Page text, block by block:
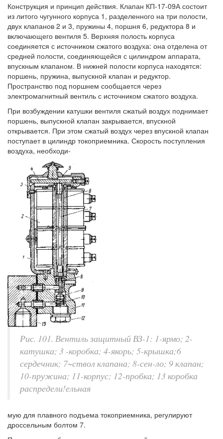
Конструкция и принцип действия. Клапан КП-17-09А состоит
из литого чугунного корпуса 1, разделенного на три полости,
двух клапанов 2 и 3, пружины 4, поршня 6, редуктора 8 и
включающего вентиля 5. Верхняя полость корпуса
соединяется с источником сжатого воздуха: она отделена от
средней полости, соединяющейся с цилиндром аппарата,
впускным клапаном. В нижней полости корпуса находятся:
поршень, пружина, выпускной клапан и редуктор.
Пространство под поршнем сообщается через
электромагнитный вентиль с источником сжатого воздуха.
При возбуждении катушки вентиля сжатый воздух поднимает
поршень, выпускной клапан закрывается, впускной
открывается. При этом сжатый воздух через впускной клапан
поступает в цилиндр токоприемника. Скорость поступления
воздуха, необходи-
Рис. 101. Вентиль защитный ВЗ-1: 1-ярмо; 2-
катушка; 3 -коробка; 4-якорь; 5-крышка;6
сердечник; 7~ствол клапана; 8-сен-ло; 9 клапан;
10-пружина; 11-корпус; 12-пробка; 13 коробка
распредели!ельная
мую для плавного подъема токоприемника, регулируют
дроссельным болтом 7.